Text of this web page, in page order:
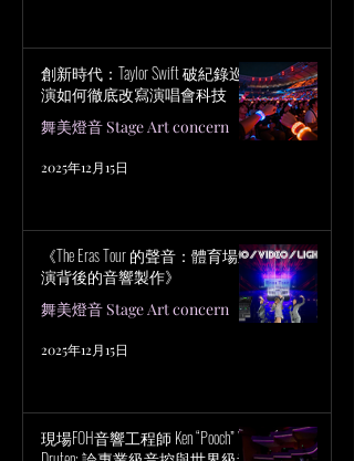
創新時代：Taylor Swift 破紀錄巡
演如何徹底改寫演唱會科技
舞美燈音 Stage Art concern
2025年12月15日
《The Eras Tour 的聲音：體育場巡
演背後的音響製作》
舞美燈音 Stage Art concern
2025年12月15日
現場FOH音響工程師 Ken “Pooch” Van